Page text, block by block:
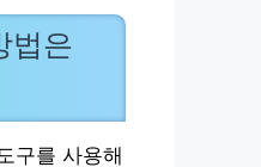
법은
구를 사용해